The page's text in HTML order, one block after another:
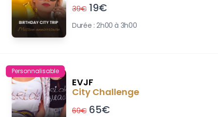
39€ 19€
Durée :2h00 à 3h00
Personnalisable
EVJF
City Challenge
69€ 65€